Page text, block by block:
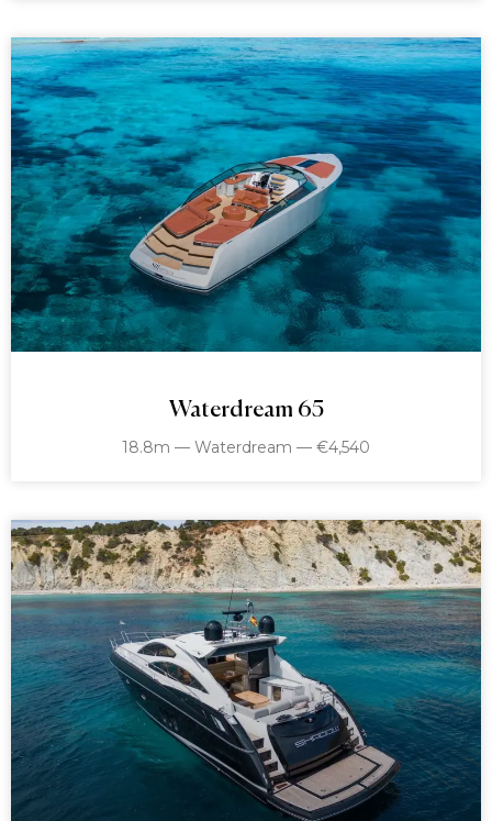
Waterdream 65
18.8m — Waterdream — €4,540